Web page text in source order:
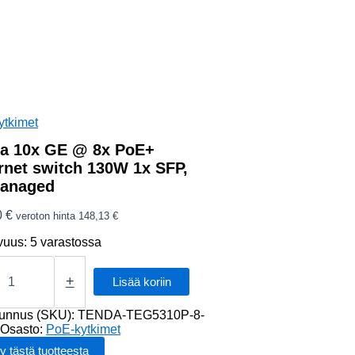
10x GE @ 8x PoE+
switch 130W 1x SFP,
€ veroton hinta 148,13€
5 varastossa
+ Lisää koriin
(SKU):TENDA-TEG5310P-8-
Osasto: PoE-kytkimet